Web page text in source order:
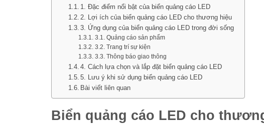
1. Đặc điểm nổi bật của biển quảng cáo LED
2. Lợi ích của biển quảng cáo LED cho thương hiệu
3. Ứng dụng của biển quảng cáo LED trong đời sống
3.1. Quảng cáo sản phẩm
3.2. Trang trí sự kiện
3.3. Thông báo giao thông
4. Cách lựa chọn và lắp đặt biển quảng cáo LED
5. Lưu ý khi sử dụng biển quảng cáo LED
Bài viết liên quan
Biển quảng cáo LED cho